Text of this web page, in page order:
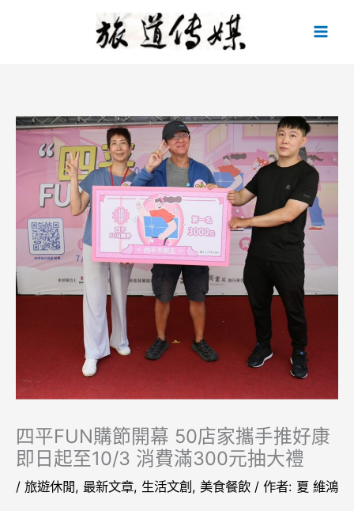
四平FUN購節開幕 50店家攜手推好康
即日起至10/3 消費滿300元抽大禮
/ 旅遊休閒, 最新文章, 生活文創 , 美食餐飲 / 作者: 夏 維鴻